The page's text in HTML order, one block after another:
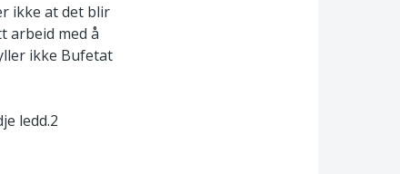
ikke at det blir
arbeid med å
ikke Bufetat
ledd.2